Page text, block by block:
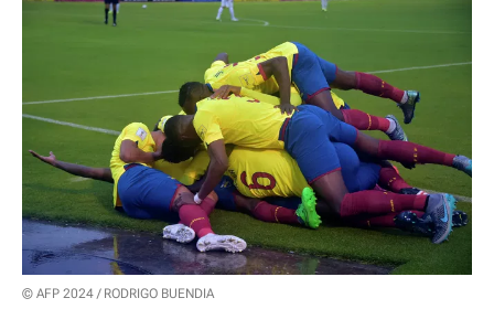
© AFP 2024 / RODRIGO BUENDIA